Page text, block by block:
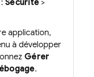
: Sécurité >
application,
à développer
Gérer
.